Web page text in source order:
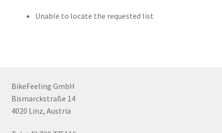
Unable to locate the requested list
BikeFeeling GmbH
Bismarckstraße 14
4020 Linz, Austria